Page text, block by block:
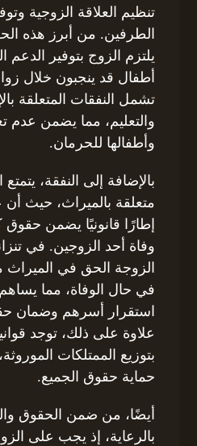
تنظيم العلاقة الزوجية
الطرفين. من أبرز هذه
يلتزم الزوج بتوفير الدعم
أطفال قد ينجبون خلال
تشمل النفقات المتعلقة
والتعليم، مما يضمن عدم
وأطفالها للحرمان.
بالإضافة إلى النفقة،
متعلقة بالميراث، حيث أن
إطارًا قانونيًا يضمن
وفاة أحد الزوجين. في
الزوجة الحق في الميراث
في حال الوفاة، مما
استقرار أسرهم وضمان
علاوة على ذلك، توجد
بتوزيع الممتلكات
حماية حقوق الجميع.
أيضًا، من ضمن الحقوق
بالرعاية، إذ يجب على